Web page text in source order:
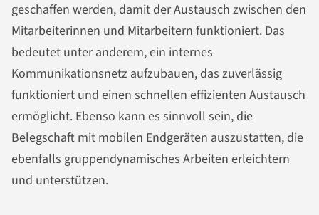
geschaffen werden, damit der Austausch zwischen den
Mitarbeiterinnen und Mitarbeitern funktioniert. Das
bedeutet unter anderem, ein internes
Kommunikationsnetz aufzubauen, das zuverlässig
funktioniert und einen schnellen effizienten Austausch
ermöglicht. Ebenso kann es sinnvoll sein, die
Belegschaft mit mobilen Endgeräten auszustatten, die
ebenfalls gruppendynamisches Arbeiten erleichtern
und unterstützen.